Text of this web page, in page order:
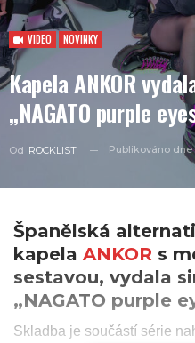
VIDEO NOVINKY
Kapela ANKOR
„NAGATO purple
Od ROCKLIST Publikováno dne
Španělská
kapela ANKOR s
sestavou, vydala
„NAGATO purple
Skladba je součástí série